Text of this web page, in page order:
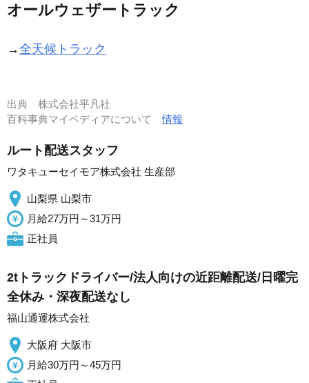
オールウェザートラック
→全天候トラック
出典 株式会社平凡社
百科事典マイペディアについて情報
ルート配送スタッフ
ワタキューセイモア株式会社 生産部
山梨県 山梨市
月給27万円～31万円
正社員
2tトラックドライバー/法人向けの近距離配送/日曜完
全休み・深夜配送なし
福山通運株式会社
大阪府 大阪市
月給30万円～45万円